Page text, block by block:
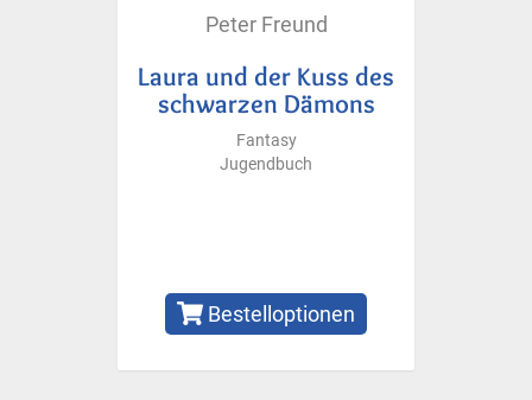
Peter Freund
Laura und der Kuss des
schwarzen Dämons
Fantasy
Jugendbuch
Bestelloptionen